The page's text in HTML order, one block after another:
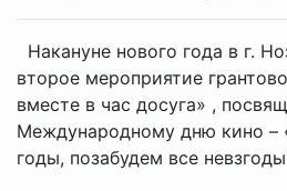
Накануне нового года в г.
второе мероприятие
вместе в час досуга» ,
Международному дню кино
годы, позабудем все